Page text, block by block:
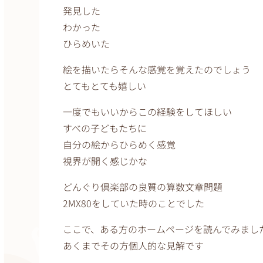
発見した
わかった
ひらめいた
絵を描いたらそんな感覚を覚えたのでしょう
とてもとても嬉しい
一度でもいいからこの経験をしてほしい
すべの子どもたちに
自分の絵からひらめく感覚
視界が開く感じかな
どんぐり倶楽部の良質の算数文章問題
2MX80をしていた時のことでした
ここで、ある方のホームページを読んでみまし
あくまでその方個人的な見解です